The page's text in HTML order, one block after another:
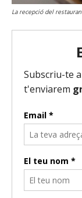
La recepció del